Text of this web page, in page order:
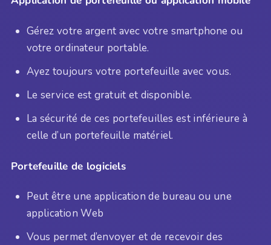
Gérez votre argent avec votre smartphone ou
votre ordinateur portable.
Ayez toujours votre portefeuille avec vous.
Le service est gratuit et disponible.
La sécurité de ces portefeuilles est inférieure à
celle d’un portefeuille matériel.
Portefeuille de logiciels
Peut être une application de bureau ou une
application Web
Vous permet d’envoyer et de recevoir des